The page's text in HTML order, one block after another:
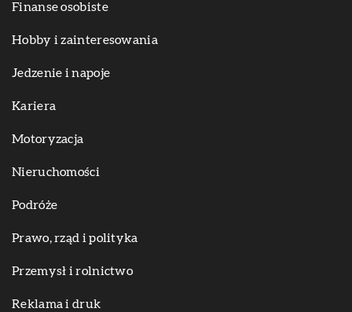
Finanse osobiste
Hobby i zainteresowania
Jedzenie i napoje
Kariera
Motoryzacja
Nieruchomości
Podróże
Prawo, rząd i polityka
Przemysł i rolnictwo
Reklama i druk